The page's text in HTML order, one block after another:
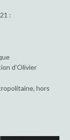
:
d’Olivier
hors